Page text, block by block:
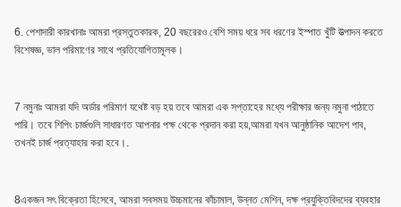
6. পেশাদারী কারখানাঃ আমরা প্রস্তুতকারক, 20 বছরেরও বেশি সময় ধরে সব ধরণের ইস্পাত খুঁটি উত্পাদন করতে
বিশেষজ্ঞ, ভাল পরিমাণের সাথে প্রতিযোগিতামূলক।
7 নমুনাঃ আমরা যদি অর্ডার পরিমাণ যথেষ্ট বড় হয় তবে আমরা এক সপ্তাহের মধ্যে পরীক্ষার জন্য নমুনা পাঠাতে
পারি। তবে শিপিং চার্জগুলি সাধারণত আপনার পক্ষ থেকে প্রদান করা হয়,আমরা যখন আনুষ্ঠানিক আদেশ পাব,
তখনই চার্জ প্রত্যাহার করা হবে।.
8একজন সৎ বিক্রেতা হিসেবে, আমরা সবসময় উচ্চমানের কাঁচামাল, উন্নত মেশিন, দক্ষ প্রযুক্তিবিদদের ব্যবহার